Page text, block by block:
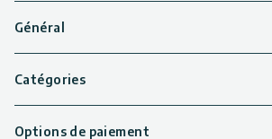
Général
Catégories
Options de paiement